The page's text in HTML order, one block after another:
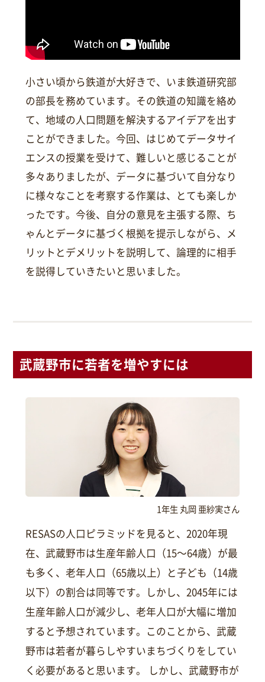
小さい頃から鉄道が大好きで、いま鉄道研究部
の部長を務めています。その鉄道の知識を絡め
て、地域の人口問題を解決するアイデアを出す
ことができました。今回、はじめてデータサイ
エンスの授業を受けて、難しいと感じることが
多々ありましたが、データに基づいて自分なり
に様々なことを考察する作業は、とても楽しか
ったです。今後、自分の意見を主張する際、ち
ゃんとデータに基づく根拠を提示しながら、メ
リットとデメリットを説明して、論理的に相手
を説得していきたいと思いました。
武蔵野市に若者を増やすには
1年生 丸岡 亜紗実さん
RESASの人口ピラミッドを見ると、2020年現
在、武蔵野市は生産年齢人口（15～64歳）が最
も多く、老年人口（65歳以上）と子ども（14歳
以下）の割合は同等です。しかし、2045年には
生産年齢人口が減少し、老年人口が大幅に増加
すると予想されています。このことから、武蔵
野市は若者が暮らしやすいまちづくりをしてい
く必要があると思います。 しかし、武蔵野市が